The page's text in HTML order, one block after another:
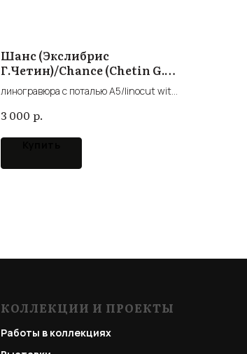
Шанс (Экслибрис
Г.Четин)/Chance (Chetin G.
линогравюра с поталью А5/linocut with
3 000 р.
КОЛЛЕКЦИИ И ПРОЕКТЫ
Работы в коллекциях